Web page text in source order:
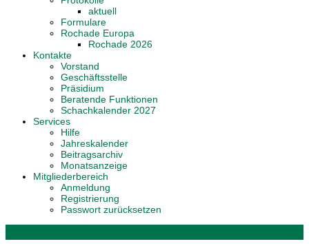
aktuell
Formulare
Rochade Europa
Rochade 2026
Kontakte
Vorstand
Geschäftsstelle
Präsidium
Beratende Funktionen
Schachkalender 2027
Services
Hilfe
Jahreskalender
Beitragsarchiv
Monatsanzeige
Mitgliederbereich
Anmeldung
Registrierung
Passwort zurücksetzen